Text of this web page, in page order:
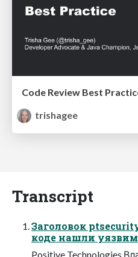
Code Review Best
trishagee
Transcript
Заголовок
коде нашли
Positive Technologies